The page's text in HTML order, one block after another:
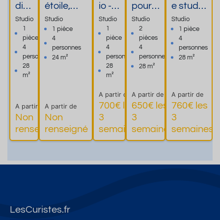
dio
con
fort
abl
e
pou
Studio
1
pièce
4
personnes
28
m²
A partir de
Non
renseigné
Plus
d'informations
étoile,
rez-de-
chaussé
e, accès
direct sur
Studio
1 pièce
4
personnes
24 m²
A partir de
Non
renseigné
Plus
d'informations
io -
Brid
es
les
Bain
Studio
1
pièce
4
personnes
28
m²
A partir de
700€ les
3
semaines
d'informations
pour 4
perso
nnes
proxi
mité
s
Studio
2
pièces
4
personnes
28 m²
A partir de
650€ les
3
semaines
e studio
meublé
équipé
2/4
person
Studio
1 pièce
4
personnes
28 m²
A partir de
760€ les
3
semaines
LesCuristes.fr